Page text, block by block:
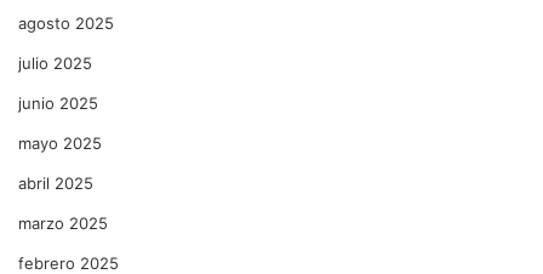
agosto 2025
julio 2025
junio 2025
mayo 2025
abril 2025
marzo 2025
febrero 2025